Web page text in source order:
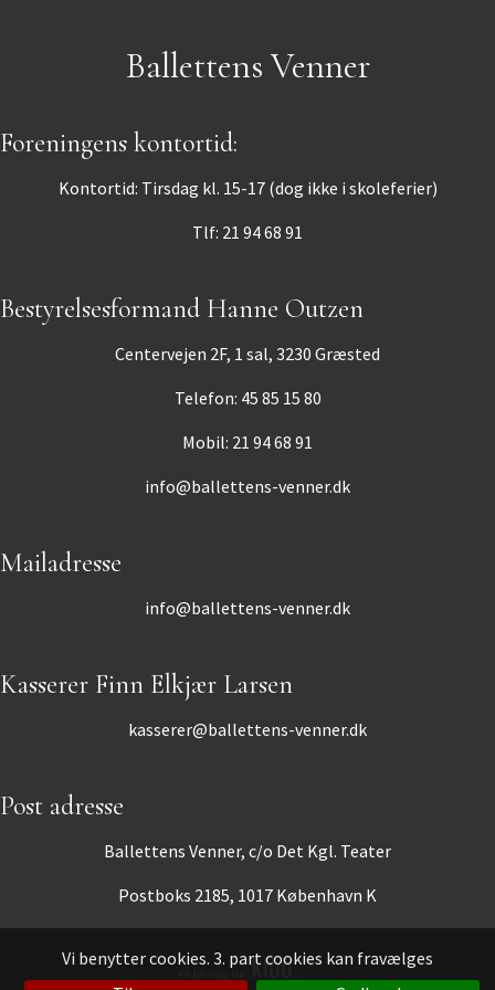
Vi benytter cookies. 3. part cookies kan fravælges
Ballettens Venner
Foreningens kontortid:
Kontortid: Tirsdag kl. 15-17 (dog ikke i skoleferier)
Tlf: 21 94 68 91
Bestyrelsesformand Hanne Outzen
Centervejen 2F, 1 sal, 3230 Græsted
Telefon: 45 85 15 80
Mobil: 21 94 68 91
info@ballettens-venner.dk
Mailadresse
info@ballettens-venner.dk
Kasserer Finn Elkjær Larsen
kasserer@ballettens-venner.dk
Post adresse
Ballettens Venner, c/o Det Kgl. Teater
Postboks 2185, 1017 København K